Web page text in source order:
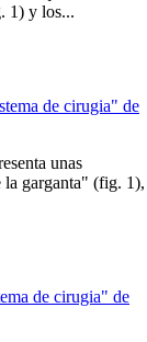
1) y los...
de cirugia" de
unas
la garganta" (fig. 1),
de cirugia" de